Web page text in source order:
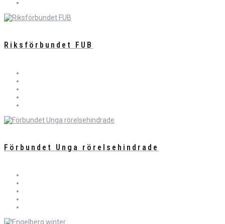
Riksförbundet FUB
Förbundet Unga rörelsehindrade